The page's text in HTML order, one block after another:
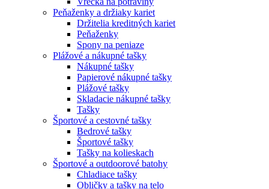
Peňaženky a držiaky kariet
Držitelia kreditných kariet
Peňaženky
Spony na peniaze
Plážové a nákupné tašky
Nákupné tašky
Papierové nákupné tašky
Plážové tašky
Skladacie nákupné tašky
Tašky
Športové a cestovné tašky
Bedrové tašky
Športové tašky
Tašky na kolieskach
Športové a outdoorové batohy
Chladiace tašky
Obličky a tašky na telo